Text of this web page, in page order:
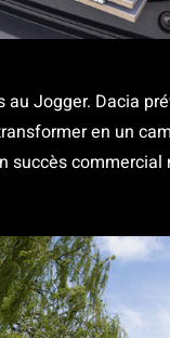
Jogger. Dacia
en un
succès